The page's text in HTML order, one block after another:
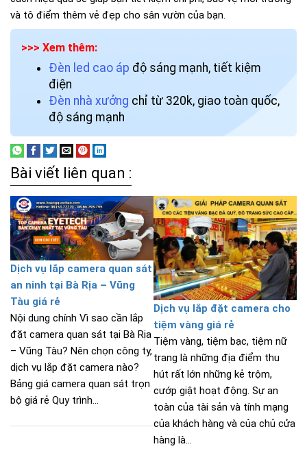
và tô điểm thêm vẻ đẹp cho sân vườn của bạn.
>>> Xem thêm:
Đèn led cao áp độ sáng mạnh, tiết kiệm
điện
Đèn nhà xưởng chỉ từ 320k, giao toàn quốc,
độ sáng mạnh
Bài viết liên quan :
Dịch vụ lắp camera quan sát
an ninh tại Bà Rịa – Vũng
Tàu giá rẻ
Nội dung chính Vì sao cần lắp
đặt camera quan sát tại Bà Rịa
– Vũng Tàu? Nên chọn công ty,
dịch vụ lắp đặt camera nào?
Bảng giá camera quan sát trọn
bộ giá rẻ Quy trình...
Dịch vụ lắp đặt camera cho
tiệm vàng giá rẻ
Tiệm vàng, tiệm bạc, tiệm nữ
trang là những địa điểm thu
hút rất lớn những kẻ trộm,
cướp giật hoạt động. Sự an
toàn của tài sản và tính mạng
của khách hàng và của chủ cửa
hàng là...